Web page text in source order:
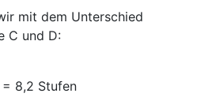
mit dem Unterschied
C und D:
8,2 Stufen